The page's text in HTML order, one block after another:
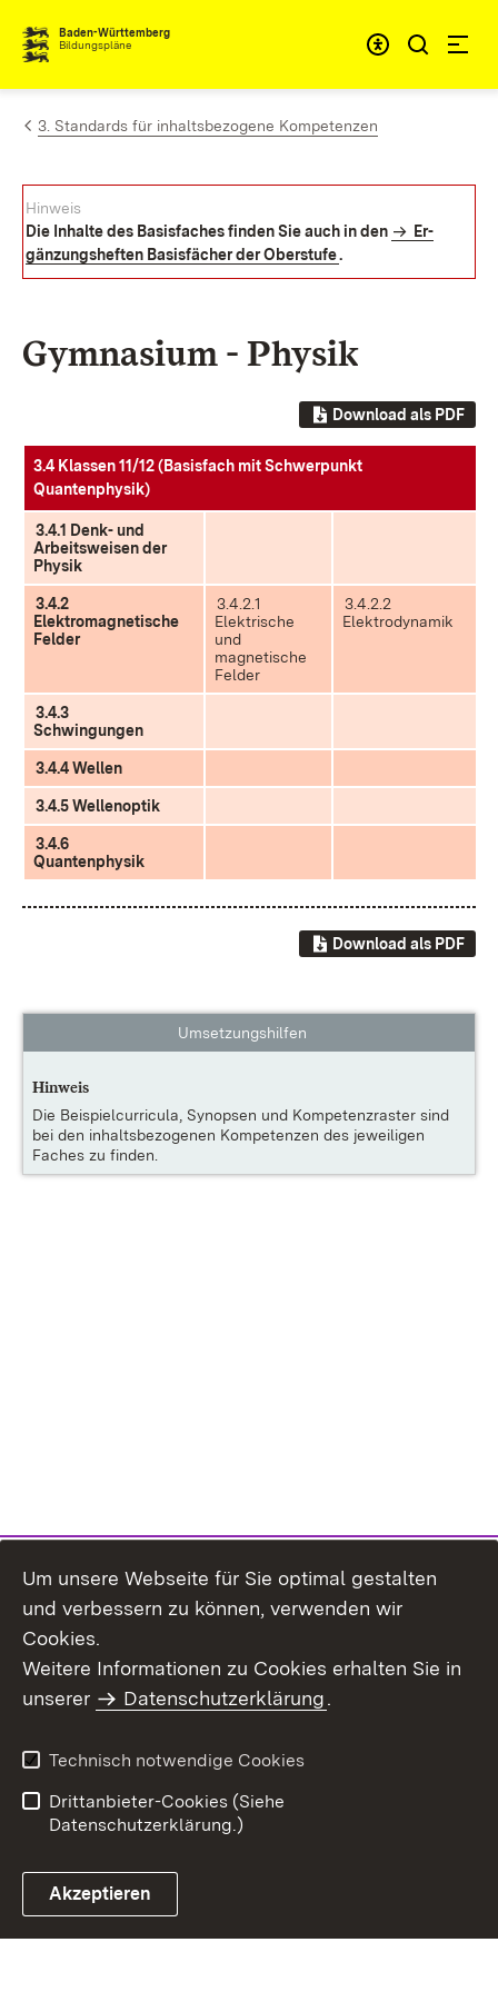
Zum Inhalt springen
Baden-Württemberg
Bildungspläne
3. Standards für inhaltsbezogene Kompetenzen
Hin­weis
Die In­hal­te des Ba­sis­fa­ches fin­den Sie auch in den
Er­
gän­zungs­hef­ten Ba­sis­fä­cher der Ober­stu­fe.
Gymnasium - Physik
Download als PDF
3.4 Klassen 11/12 (Basisfach mit Schwerpunkt
Quantenphysik)
3.4.1 Denk- und
Arbeitsweisen der
Physik
3.4.2
Elektromagnetische
Felder
3.4.2.1
Elektrische
und
magnetische
Felder
3.4.2.2
Elektrodynamik
3.4.3
Schwingungen
3.4.4 Wellen
3.4.5 Wellenoptik
3.4.6
Quantenphysik
Download als PDF
Umsetzungshilfen
Hinweis
Die Beispielcurricula, Synopsen und Kompetenzraster sind
bei den inhaltsbezogenen Kompetenzen des jeweiligen
Faches zu finden.
Um unsere Webseite für Sie optimal gestalten
und verbessern zu können, verwenden wir
Cookies.
Weitere Informationen zu Cookies erhalten Sie in
unserer
Datenschutzerklärung.
Technisch notwendige Cookies
Drittanbieter-Cookies (Siehe
Datenschutzerklärung.)
Akzeptieren